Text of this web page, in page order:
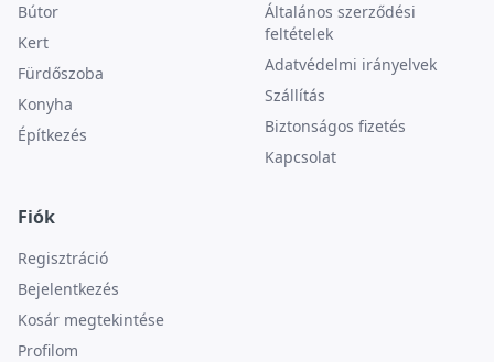
Bútor
Kert
Fürdőszoba
Konyha
Építkezés
Általános szerződési
feltételek
Adatvédelmi irányelvek
Szállítás
Biztonságos fizetés
Kapcsolat
Fiók
Regisztráció
Bejelentkezés
Kosár megtekintése
Profilom